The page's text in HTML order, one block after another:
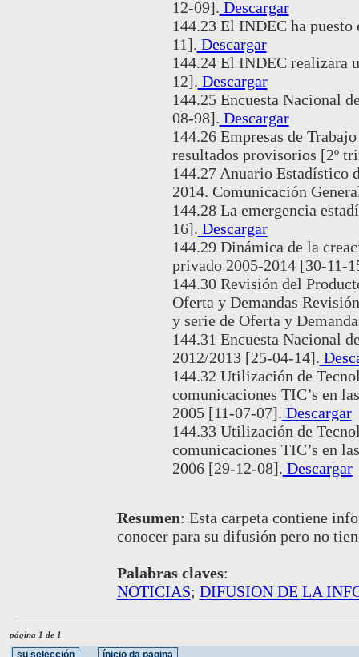
12-09]. Descargar
144.23 El INDEC ha
11]. Descargar
144.24 El INDEC realizara
12]. Descargar
144.25 Encuesta Nacional
08-98]. Descargar
144.26 Empresas de
resultados provisorios [2º
144.27 Anuario Estadístico
2014. Comunicación
144.28 La emergencia
16]. Descargar
144.29 Dinámica de la
privado 2005-2014 [30-11-
144.30 Revisión del
Oferta y Demandas
y serie de Oferta y
144.31 Encuesta Nacional
2012/2013 [25-04-14].
144.32 Utilización de
comunicaciones TIC’s en
2005 [11-07-07]. Descargar
144.33 Utilización de
comunicaciones TIC’s en
2006 [29-12-08]. Descargar
Resumen: Esta carpeta contiene
conocer para su difusión pero no
Palabras claves:
NOTICIAS; DIFUSION DE LA
página 1 de 1